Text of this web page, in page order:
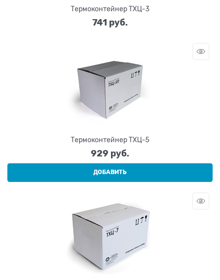
Термоконтейнер ТХЦ-3
741 руб.
Термоконтейнер ТХЦ-5
929 руб.
ДОБАВИТЬ